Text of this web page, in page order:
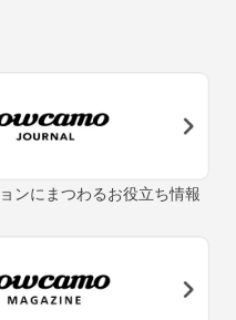
ンにまつわるお役立ち情報